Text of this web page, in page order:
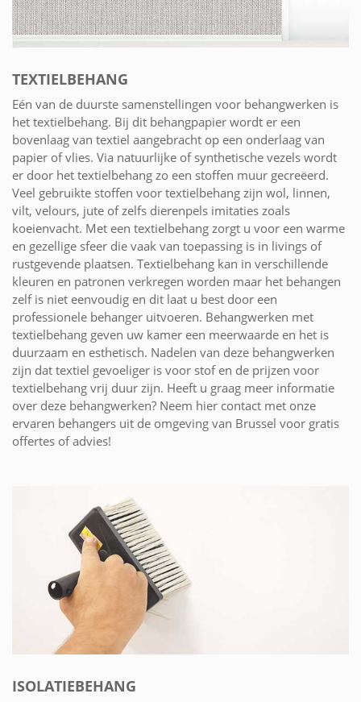
TEXTIELBEHANG
Eén van de duurste samenstellingen voor behangwerken is
het textielbehang. Bij dit behangpapier wordt er een
bovenlaag van textiel aangebracht op een onderlaag van
papier of vlies. Via natuurlijke of synthetische vezels wordt
er door het textielbehang zo een stoffen muur gecreëerd.
Veel gebruikte stoffen voor textielbehang zijn wol, linnen,
vilt, velours, jute of zelfs dierenpels imitaties zoals
koeienvacht. Met een textielbehang zorgt u voor een warme
en gezellige sfeer die vaak van toepassing is in livings of
rustgevende plaatsen. Textielbehang kan in verschillende
kleuren en patronen verkregen worden maar het behangen
zelf is niet eenvoudig en dit laat u best door een
professionele behanger uitvoeren. Behangwerken met
textielbehang geven uw kamer een meerwaarde en het is
duurzaam en esthetisch. Nadelen van deze behangwerken
zijn dat textiel gevoeliger is voor stof en de prijzen voor
textielbehang vrij duur zijn. Heeft u graag meer informatie
over deze behangwerken? Neem hier contact met onze
ervaren behangers uit de omgeving van Brussel voor gratis
offertes of advies!
ISOLATIEBEHANG